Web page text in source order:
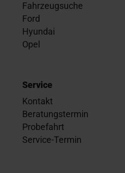
Fahrzeugsuche
Ford
Hyundai
Opel
Service
Kontakt
Beratungstermin
Probefahrt
Service-Termin